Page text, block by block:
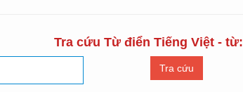
Tra cứu Từ điển Tiếng Việt - từ: